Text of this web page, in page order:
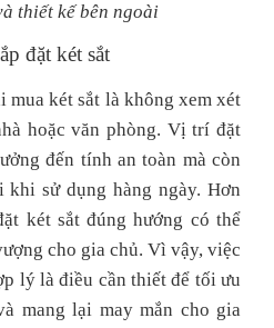
thiết kế bên ngoài
đặt két sắt
mua két sắt là không xem xét
hoặc văn phòng. Vị trí đặt
đến tính an toàn mà còn
sử dụng hàng ngày. Hơn
két sắt đúng hướng có thể
cho gia chủ. Vì vậy, việc
lý là điều cần thiết để tối ưu
mang lại may mắn cho gia